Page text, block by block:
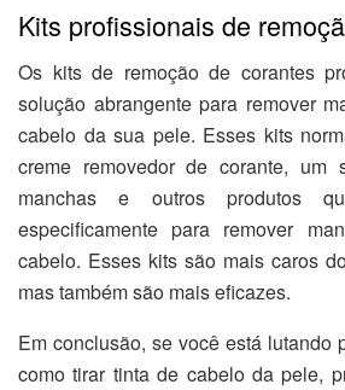
Kits profissionais de
Os kits de remoção de corantes
solução abrangente para remover
cabelo da sua pele. Esses kits
creme removedor de corante, um
manchas e outros produtos
especificamente para remover
cabelo. Esses kits são mais caros
mas também são mais eficazes.
Em conclusão, se você está lutando
como tirar tinta de cabelo da pele,